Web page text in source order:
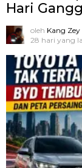
Hari
oleh Kang Zey
28 hari yang